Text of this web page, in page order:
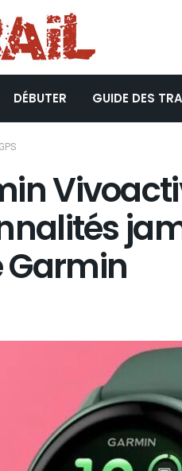
DÉBUTER GUIDE DES
GPS